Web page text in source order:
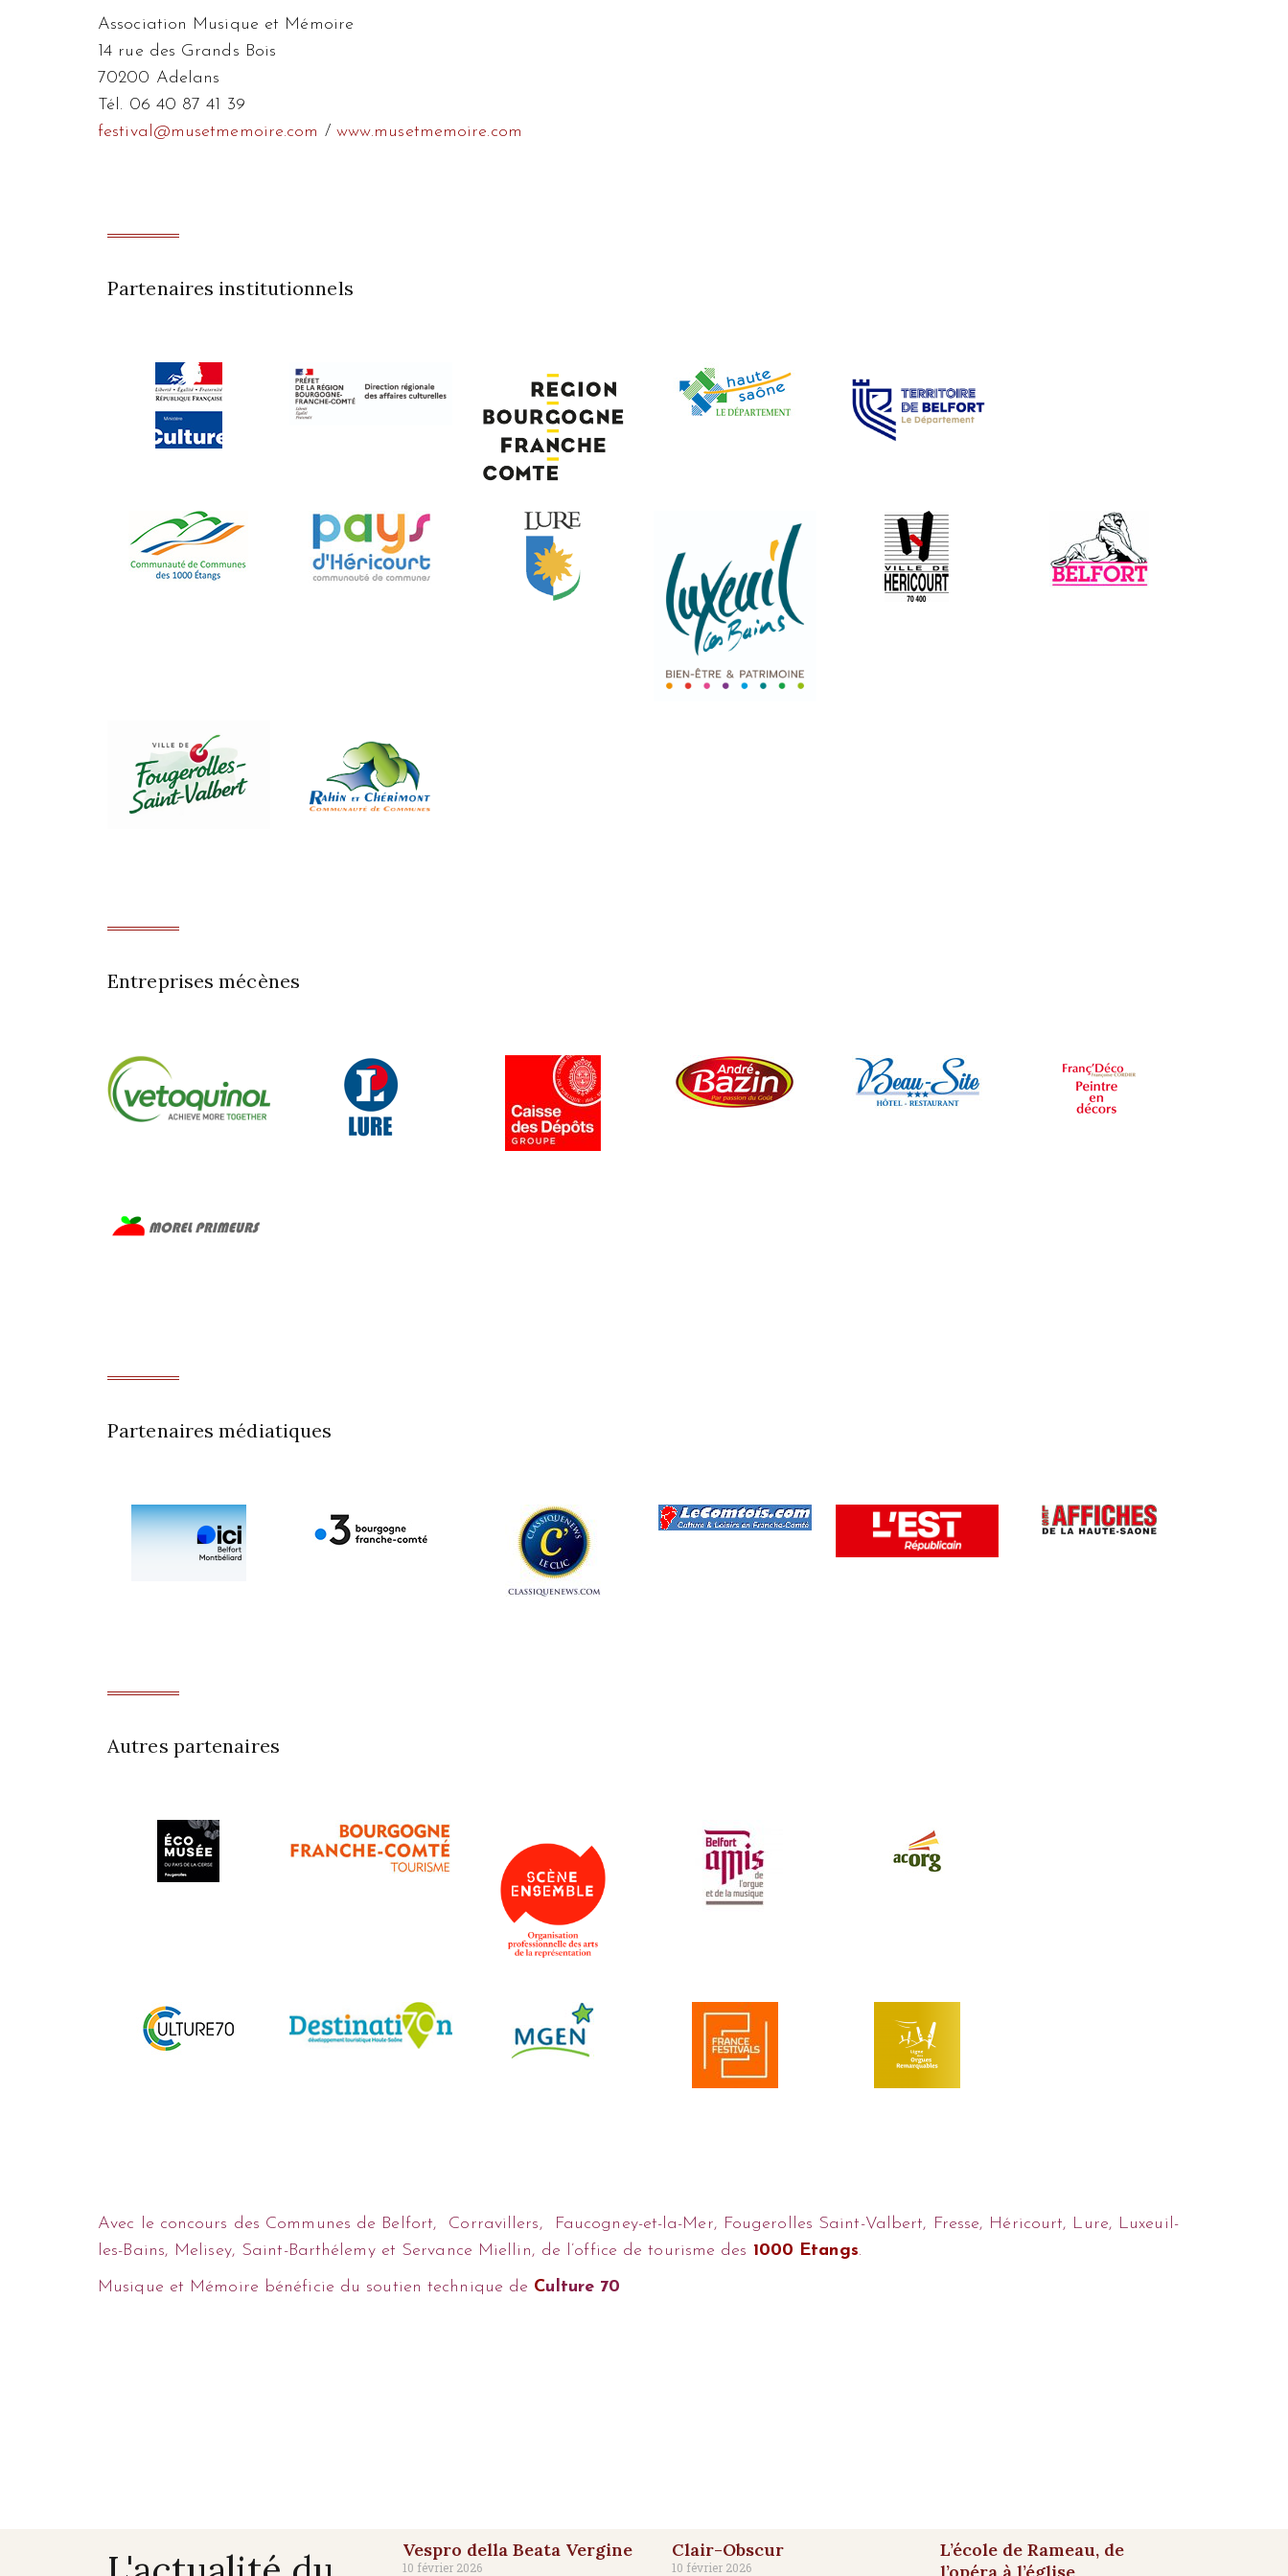
Association Musique et Mémoire
14 rue des Grands Bois
70200 Adelans
Tél. 06 40 87 41 39
festival@musetmemoire.com / www.musetmemoire.com
Partenaires institutionnels
Entreprises mécènes
Partenaires médiatiques
Autres partenaires
Avec le concours des Communes de Belfort, Corravillers, Faucogney-et-la-Mer, Fougerolles Saint-Valbert, Fresse, Héricourt, Lure, Luxeuil-
les-Bains, Melisey, Saint-Barthélemy et Servance Miellin, de l’office de tourisme des 1000 Etangs.
Musique et Mémoire bénéficie du soutien technique de Culture 70
Vespro della Beata Vergine
10 février 2026
Clair-Obscur
10 février 2026
L’école de Rameau, de